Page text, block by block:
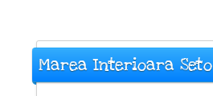
Marea Interioara Seto